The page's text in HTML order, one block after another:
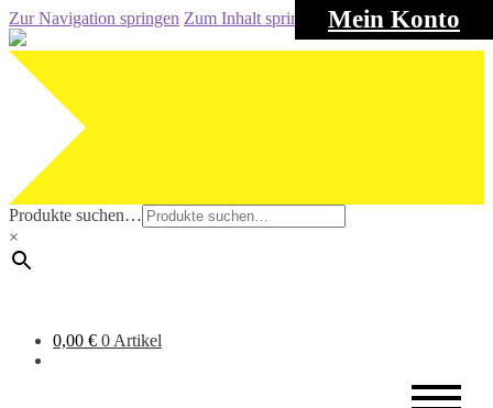
Mein Konto
Zur Navigation springen Zum Inhalt springen
Produkte suchen…
×
0,00 € 0 Artikel